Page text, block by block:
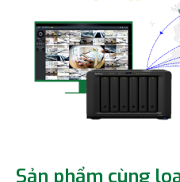
Sản phẩm cùng